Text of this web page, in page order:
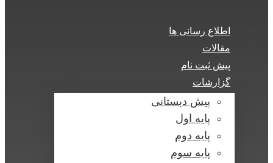
اطلاع رسانی ها
مقالات
پیش ثبت نام
گزارشات
پیش دبستانی
پایه اول
پایه دوم
پایه سوم